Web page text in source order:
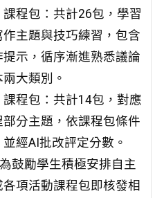
課程包：共計26包，學習
主題與技巧練習，包含
示，循序漸進熟悉議論
大類別。
課程包：共計14包，對應
部分主題，依課程包條件
經AI批改評定分數。
鼓勵學生積極安排自主
項活動課程包即核發相